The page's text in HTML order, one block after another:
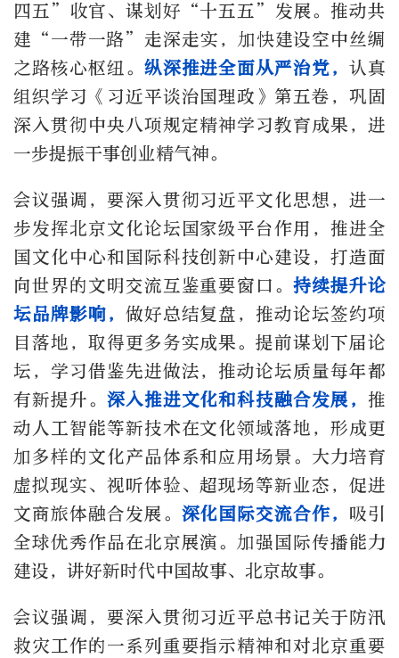
四五”收官、谋划好“十五五”发展。推动共
建“一带一路”走深走实，加快建设空中丝绸
之路核心枢纽。 纵深推进全面从严治党，认真
组织学习《习近平谈治国理政》第五卷，巩固
深入贯彻中央八项规定精神学习教育成果，进
一步提振干事创业精气神。
会议强调，要深入贯彻习近平文化思想，进一
步发挥北京文化论坛国家级平台作用，推进全
国文化中心和国际科技创新中心建设，打造面
向世界的文明交流互鉴重要窗口。持续提升论
坛品牌影响， 做好总结复盘，推动论坛签约项
目落地，取得更多务实成果。提前谋划下届论
坛，学习借鉴先进做法，推动论坛质量每年都
有新提升。 深入推进文化和科技融合发展， 推
动人工智能等新技术在文化领域落地，形成更
加多样的文化产品体系和应用场景。大力培育
虚拟现实、视听体验、超现场等新业态，促进
文商旅体融合发展。 深化国际交流合作， 吸引
全球优秀作品在北京展演。加强国际传播能力
建设，讲好新时代中国故事、北京故事。
会议强调，要深入贯彻习近平总书记关于防汛
救灾工作的一系列重要指示精神和对北京重要